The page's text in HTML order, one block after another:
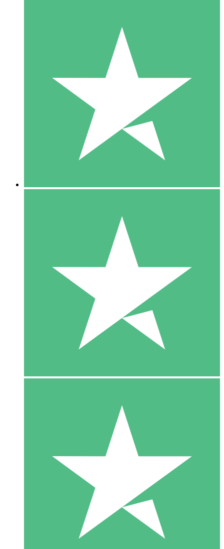
Packs de Crédits Individuels
Payez à l'utilisation avec des crédits de téléchargement. Sans
1 Téléchargement
10 00
10 Téléchargements
20 00